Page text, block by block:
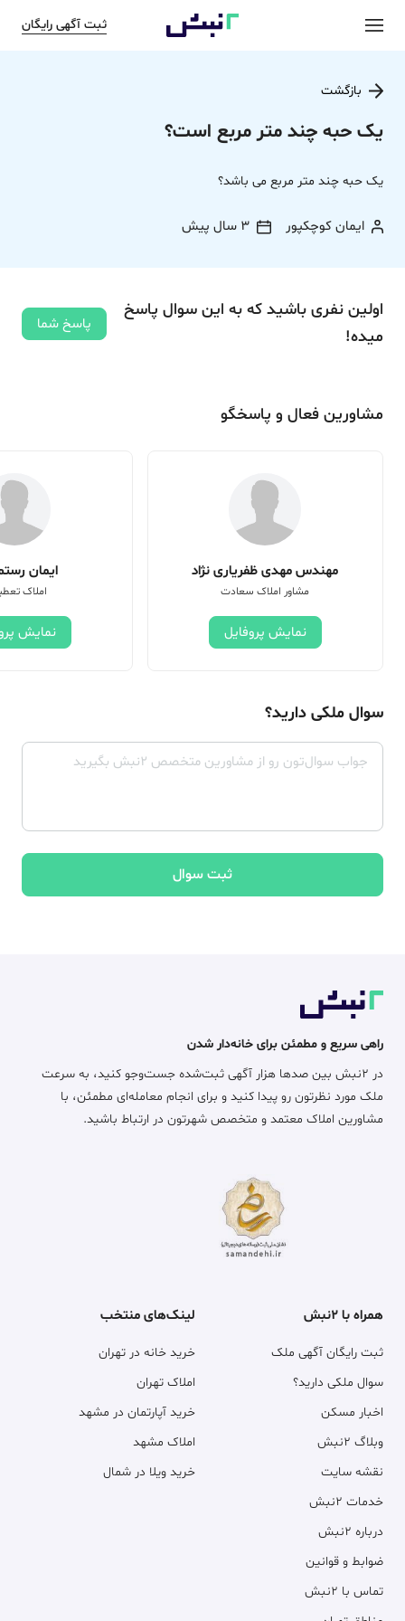
ثبت آگهی رایگان
بازگشت
یک حبه چند متر مربع است؟
یک حبه چند متر مربع می باشد؟
ایمان کوچکپور 3 سال پیش
اولین نفری باشید که به این سوال پاسخ
میده!
پاسخ شما
مشاورین فعال و پاسخگو
مهندس مهدی ظفریاری نژاد
مشاور املاک سعادت
نمایش پروفایل
ایمان
املاک
نمایش
سوال ملکی دارید؟
ثبت سوال
راهی سریع و مطمئن برای خانه‌دار شدن
در ۲نبش بین صدها هزار آگهی ثبت‌شده جست‌وجو کنید، به سرعت
ملک مورد نظرتون رو پیدا کنید و برای انجام معامله‌ای مطمئن، با
مشاورین املاک معتمد و متخصص شهرتون در ارتباط باشید.
همراه با ۲نبش
ثبت رایگان آگهی ملک
سوال ملکی دارید؟
اخبار مسکن
وبلاگ ۲نبش
نقشه سایت
خدمات ۲نبش
درباره ۲نبش
ضوابط و قوانین
تماس با ۲نبش
لینک‌های منتخب
خرید خانه در تهران
املاک تهران
خرید آپارتمان در مشهد
املاک مشهد
خرید ویلا در شمال